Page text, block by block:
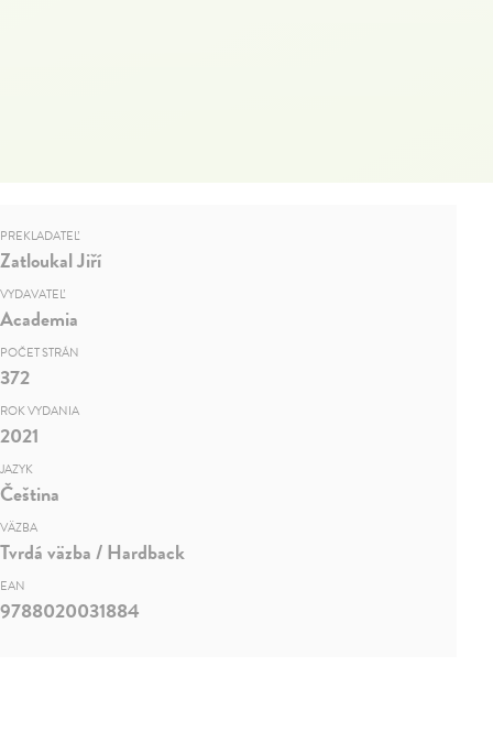
PREKLADATEĽ
Zatloukal Jiří
VYDAVATEĽ
Academia
POČET STRÁN
372
ROK VYDANIA
2021
JAZYK
Čeština
VÄZBA
Tvrdá väzba / Hardback
EAN
9788020031884